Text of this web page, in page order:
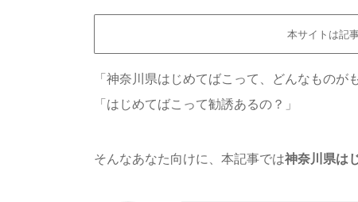
本サイトは記
「神奈川県はじめてばこって、どんなものが
「はじめてばこって勧誘あるの？」
そんなあなた向けに、本記事では神奈川県は